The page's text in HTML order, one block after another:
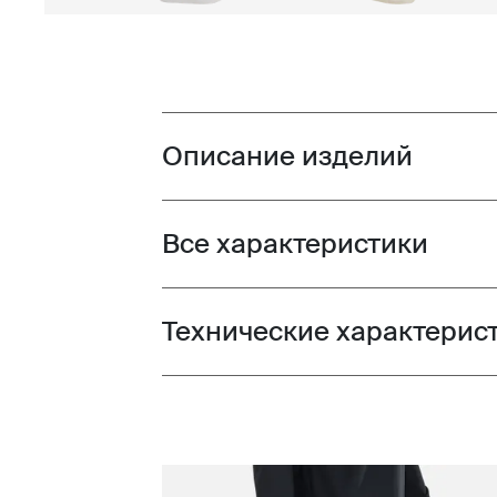
Toggle overview
Описание изделий
Toggle features
Все характеристики
Toggle techspec
Технические